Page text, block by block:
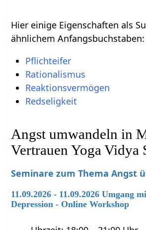
Hier einige Eigenschaften als
ähnlichem Anfangsbuchstaben:
Pflichteifer
Rationalismus
Reaktionsvermögen
Redseligkeit
Angst umwandeln in
Vertrauen Yoga Vidya
Seminare zum Thema Angst
11.09.2026 - 11.09.2026 Umgang
Depression - Online Workshop